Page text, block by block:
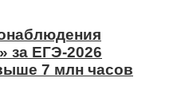
за ЕГЭ-2026
7 млн часов